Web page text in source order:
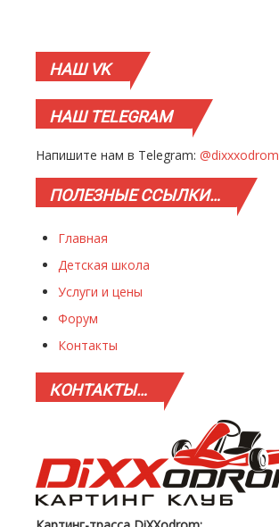
НАШVK
НАШTELEGRAM
Напишите нам в Telegram: @dixxxodrom
ПОЛЕЗНЫЕССЫЛКИ…
Главная
Детская школа
Услуги и цены
Форум
Контакты
КОНТАКТЫ…